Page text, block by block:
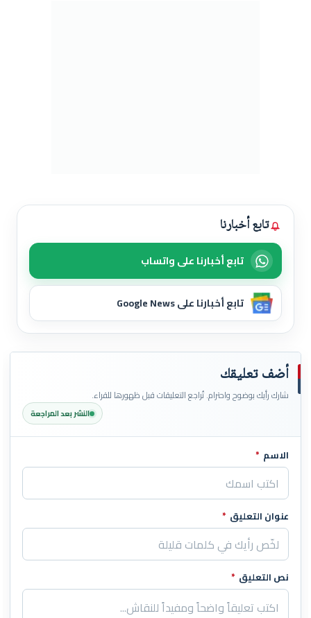
تابع أخبارنا
تابع أخبارنا على واتساب
تابع أخبارنا على Google News
أضف تعليقك
شارك رأيك بوضوح واحترام. تُراجع التعليقات قبل ظهورها للقراء.
النشر بعد المراجعة
اترك هذا الحقل فارغاً
الاسم *
عنوان التعليق *
نص التعليق *